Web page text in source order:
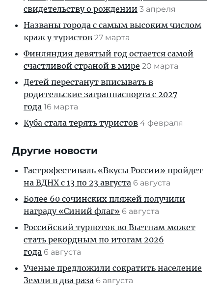
свидетельству о рождении 3 апреля
Названы города с самым высоким числом
краж у туристов 27 марта
Финляндия девятый год остается самой
счастливой страной в мире 20 марта
Детей перестанут вписывать в
родительские загранпаспорта с 2027
года 16 марта
Куба стала терять туристов 4 февраля
Другие новости
Гастрофестиваль «Вкусы России» пройдет
на ВДНХ с 13 по 23 августа 6 августа
Более 60 сочинских пляжей получили
награду «Синий флаг» 6 августа
Российский турпоток во Вьетнам может
стать рекордным по итогам 2026
года 6 августа
Ученые предложили сократить население
Земли в два раза 6 августа